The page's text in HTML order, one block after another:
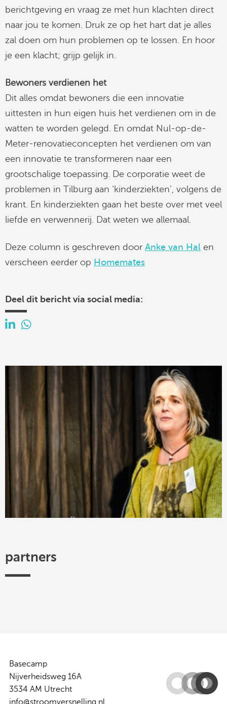
berichtgeving en vraag ze met hun klachten direct
naar jou te komen. Druk ze op het hart dat je alles
zal doen om hun problemen op te lossen. En hoor
je een klacht; grijp gelijk in.
Bewoners verdienen het
Dit alles omdat bewoners die een innovatie
uittesten in hun eigen huis het verdienen om in de
watten te worden gelegd. En omdat Nul-op-de-
Meter-renovatieconcepten het verdienen om van
een innovatie te transformeren naar een
grootschalige toepassing. De corporatie weet de
problemen in Tilburg aan ‘kinderziekten’, volgens de
krant. En kinderziekten gaan het beste over met veel
liefde en verwennerij. Dat weten we allemaal.
Deze column is geschreven door Anke van Hal en
verscheen eerder op Homemates
Deel dit bericht via social media:
partners
Basecamp
Nijverheidsweg 16A
3534 AM Utrecht
info@stroomversnelling.nl